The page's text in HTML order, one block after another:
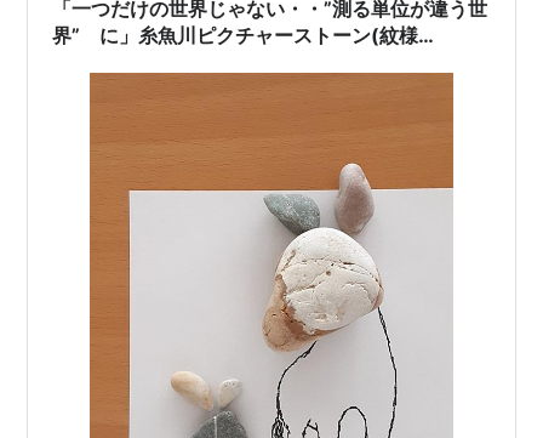
「一つだけの世界じゃない・・”測る単位が違う世
界” に」糸魚川ピクチャーストーン(紋様